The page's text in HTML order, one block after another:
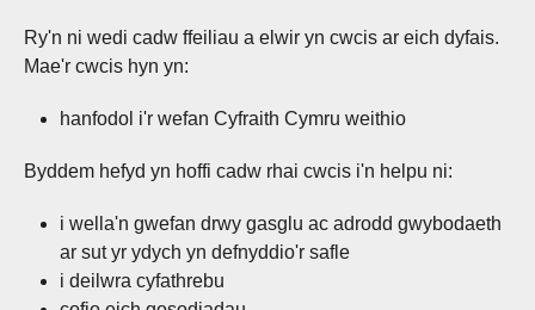
Ry'n ni wedi cadw ffeiliau a elwir yn cwcis ar eich dyfais.
Mae'r cwcis hyn yn:
hanfodol i'r wefan Cyfraith Cymru weithio
Byddem hefyd yn hoffi cadw rhai cwcis i'n helpu ni:
i wella'n gwefan drwy gasglu ac adrodd gwybodaeth
ar sut yr ydych yn defnyddio'r safle
i deilwra cyfathrebu